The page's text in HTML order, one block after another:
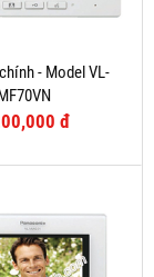
- Model VL-
đ